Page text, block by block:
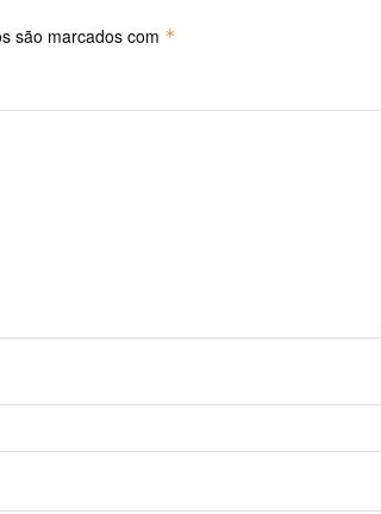
são marcados com *